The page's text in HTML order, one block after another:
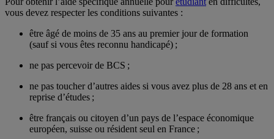
vous devez respecter les conditions suivantes :
être âgé de moins de 35 ans au premier jour de formation
(sauf si vous êtes reconnu handicapé) ;
ne pas percevoir de BCS ;
ne pas toucher d’autres aides si vous avez plus de 28 ans et en
reprise d’études ;
être français ou citoyen d’un pays de l’espace économique
européen, suisse ou résident seul en France ;